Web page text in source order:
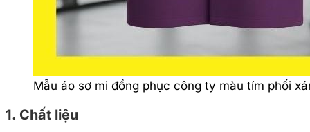
Mẫu áo sơ mi đồng phục công ty màu tím phối
1. Chất liệu